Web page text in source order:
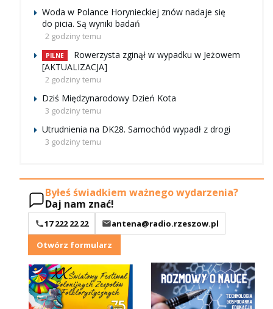
Woda w Polance Horynieckiej znów nadaje się
do picia. Są wyniki badań
2 godziny temu
PILNE
Rowerzysta zginął w wypadku w Jeżowem
[AKTUALIZACJA]
2 godziny temu
Dziś Międzynarodowy Dzień Kota
3 godziny temu
Utrudnienia na DK28. Samochód wypadł z drogi
3 godziny temu
Byłeś świadkiem ważnego wydarzenia?
Daj nam znać!
17 222 22 22
antena@radio.rzeszow.pl
Otwórz formularz